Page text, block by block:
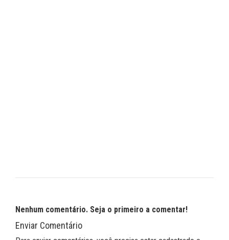
Nenhum comentário. Seja o primeiro a comentar!
Enviar Comentário